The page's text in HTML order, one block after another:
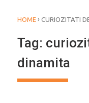
HOME › CURIOZITATI
Tag:
dinamita